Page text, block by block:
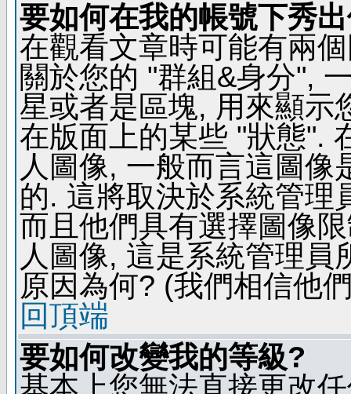
要如何在我的帳號下秀
在觀看文章時可能有兩
關於您的 "群組&身分",
星或者是區塊, 用來顯示
在版面上的某些 "狀態".
人圖像, 一般而言這圖像
的. 這將取決於系統管理
而且他們具有選擇圖像
人圖像, 這是系統管理
原因為何? (我們相信他
回頂端
要如何改變我的等級?
基本上您無法直接更改